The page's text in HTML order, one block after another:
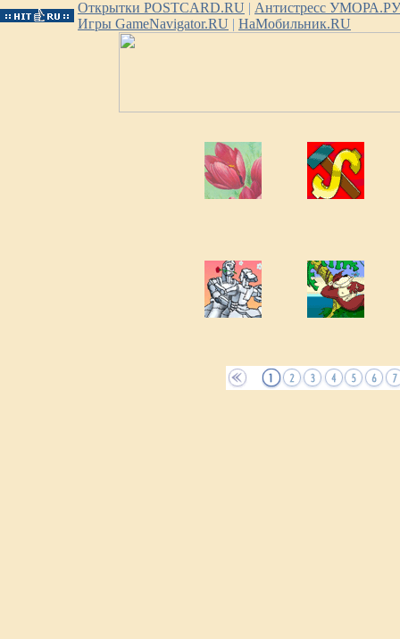
Открытки POSTCARD.RU | Антистресс УМОРА.РУ
Игры GameNavigator.RU | НаМобильник.RU